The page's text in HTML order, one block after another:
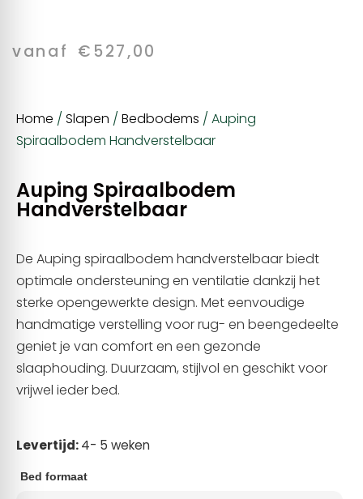
vanaf € 527,00
Home /Slapen /Bedbodems / Auping
Spiraalbodem Handverstelbaar
Auping Spiraalbodem
Handverstelbaar
De Auping spiraalbodem handverstelbaar biedt
optimale ondersteuning en ventilatie dankzij het
sterke opengewerkte design. Met eenvoudige
handmatige verstelling voor rug- en beengedeelte
geniet je van comfort en een gezonde
slaaphouding. Duurzaam, stijlvol en geschikt voor
vrijwel ieder bed.
Levertijd:4- 5 weken
Bed formaat